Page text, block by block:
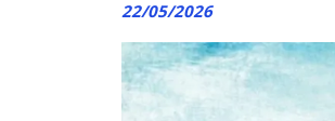
22/05/2026